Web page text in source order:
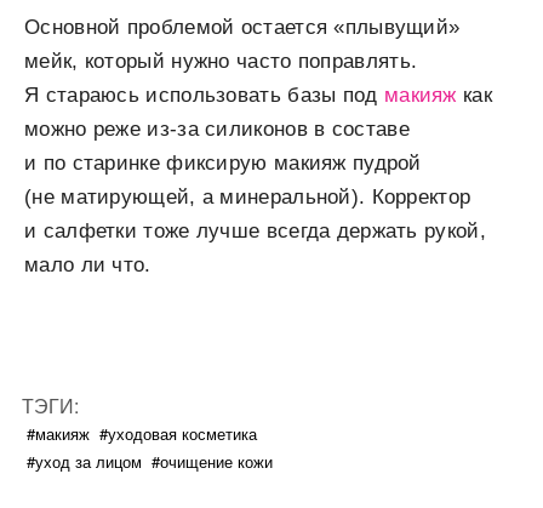
Основной проблемой остается «плывущий»
мейк, который нужно часто поправлять.
Я стараюсь использовать базы под макияж как
можно реже из-за силиконов в составе
и по старинке фиксирую макияж пудрой
(не матирующей, а минеральной). Корректор
и салфетки тоже лучше всегда держать рукой,
мало ли что.
ТЭГИ:
#макияж #уходовая косметика
#уход за лицом #очищение кожи